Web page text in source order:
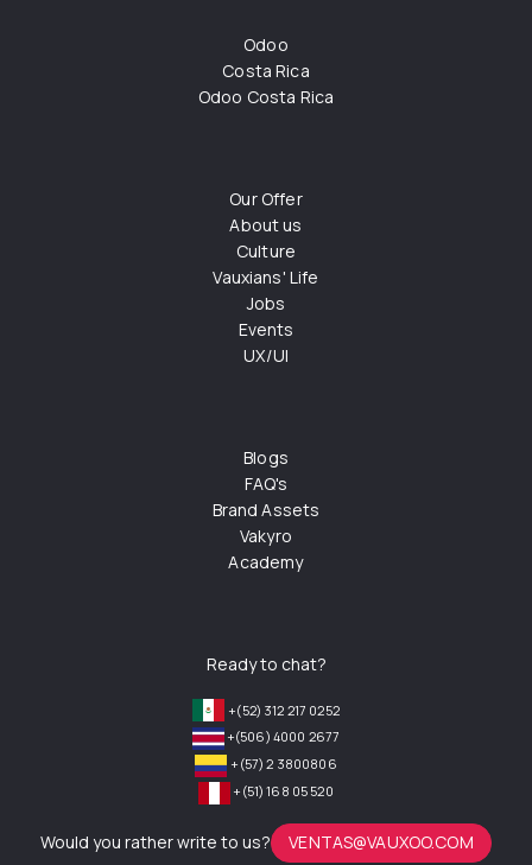
Odoo
Costa Rica
Odoo Costa Rica
Our Offer
About us
Culture
Vauxians' Life
Jobs
Events
UX/UI
Blogs
FAQ's
Brand Assets
Vakyro
Academy
Ready to chat?
+(52) 312 217 0252
+(506) 4000 2677
+(57) 2 3800806
+(51) 168 05 520
Would you rather write to us? VENTAS@VAUXOO.COM